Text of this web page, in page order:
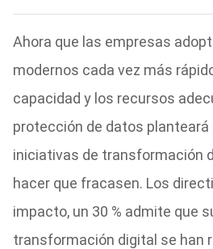
Ahora que las empresas
modernos cada vez más
capacidad y los recursos
protección de datos planteará
iniciativas de transformación
hacer que fracasen. Los
impacto, un 30 % admite que
transformación digital se han